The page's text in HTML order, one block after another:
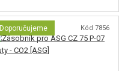
Doporučujeme Kód 7856